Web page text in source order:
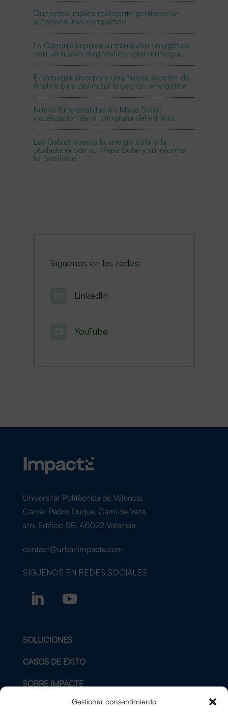
Gestionar consentimiento
Qué retos implica realmente gestionar un
autoconsumo compartido
La Canonja impulsa su transición energética
con un nuevo diagnóstico solar municipal
E·Manager incorpora una nueva sección de
Análisis para optimizar la gestión energética
Nueva funcionalidad en Mapa Solar:
visualización de la fotografía del edificio
Las Gabias acerca la energía solar a la
ciudadanía con su Mapa Solar y su informe
fotovoltaico
Síguenos en las redes:
LinkedIn
YouTube
Universitat Politècnica de Valencia,
Carrer Pedro Duque, Camí de Vera,
s/n, Edificio 9B, 46022 Valencia
contact@urbanimpacte.com
SÍGUENOS EN REDES SOCIALES
SOLUCIONES
CASOS DE ÉXITO
SOBRE IMPACTE